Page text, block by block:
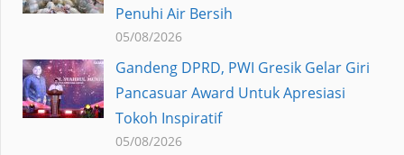
Penuhi Air Bersih
05/08/2026
Gandeng DPRD, PWI Gresik Gelar Giri
Pancasuar Award Untuk Apresiasi
Tokoh Inspiratif
05/08/2026